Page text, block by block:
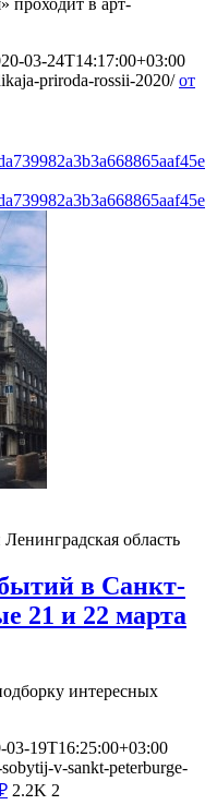
03-24T14:17:00+03:00
priroda-rossii-2020/ от
область
в Санкт-
21 и 22 марта
интересных
03-19T16:25:00+03:00
v-sankt-peterburge-
2.2K 2